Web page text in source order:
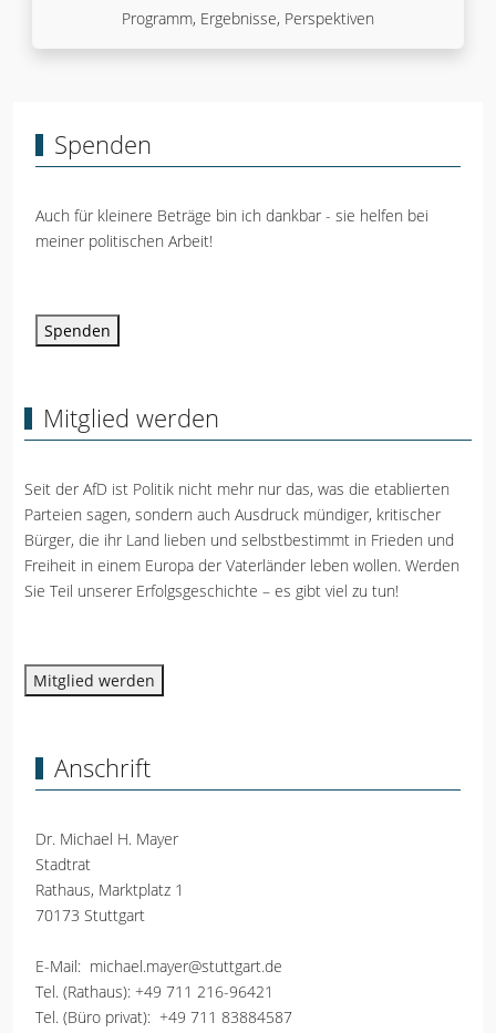
Programm, Ergebnisse, Perspektiven
Spenden
Auch für kleinere Beträge bin ich dankbar - sie helfen bei
meiner politischen Arbeit!
Spenden
Mitglied werden
Seit der AfD ist Politik nicht mehr nur das, was die etablierten
Parteien sagen, sondern auch Ausdruck mündiger, kritischer
Bürger, die ihr Land lieben und selbstbestimmt in Frieden und
Freiheit in einem Europa der Vaterländer leben wollen. Werden
Sie Teil unserer Erfolgsgeschichte – es gibt viel zu tun!
Mitglied werden
Anschrift
Dr. Michael H. Mayer
Stadtrat
Rathaus, Marktplatz 1
70173 Stuttgart
E-Mail: michael.mayer@stuttgart.de
Tel. (Rathaus): +49 711 216-96421
Tel. (Büro privat): +49 711 83884587